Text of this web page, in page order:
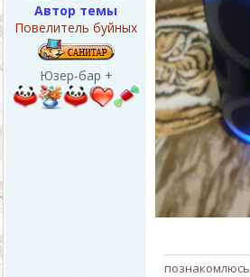
Автор темы
Повелитель буйных
Юзер-бар +
познакомлюсь